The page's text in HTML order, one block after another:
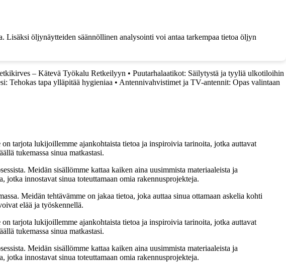
öljynäytteiden säännöllinen analysointi voi antaa tarkempaa tietoa öljyn
– Kätevä Työkalu Retkeilyyn • Puutarhalaatikot: Säilytystä ja tyyliä ulkotiloihin
Tehokas tapa ylläpitää hygieniaa • Antennivahvistimet ja TV-antennit: Opas valintaan
tarjota lukijoillemme ajankohtaista tietoa ja inspiroivia tarinoita, jotka auttavat
tukemassa sinua matkastasi.
Meidän sisällömme kattaa kaiken aina uusimmista materiaaleista ja
innostavat sinua toteuttamaan omia rakennusprojekteja.
Meidän tehtävämme on jakaa tietoa, joka auttaa sinua ottamaan askelia kohti
elää ja työskennellä.
tarjota lukijoillemme ajankohtaista tietoa ja inspiroivia tarinoita, jotka auttavat
tukemassa sinua matkastasi.
Meidän sisällömme kattaa kaiken aina uusimmista materiaaleista ja
innostavat sinua toteuttamaan omia rakennusprojekteja.